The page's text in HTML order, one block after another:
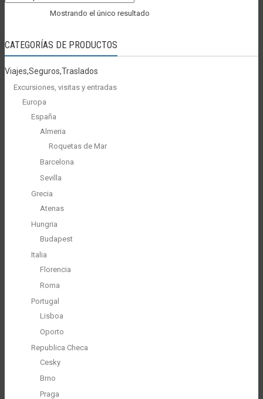
Mostrando el único resultado
CATEGORÍAS DE PRODUCTOS
Viajes,Seguros,Traslados
Excursiones, visitas y entradas
Europa
España
Almeria
Roquetas de Mar
Barcelona
Sevilla
Grecia
Atenas
Hungria
Budapest
Italia
Florencia
Roma
Portugal
Lisboa
Oporto
Republica Checa
Cesky
Brno
Praga